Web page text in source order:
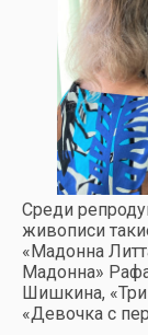
Среди
живописи
«Мадонна
Мадонна»
Шишкина, «Три
«Девочка с